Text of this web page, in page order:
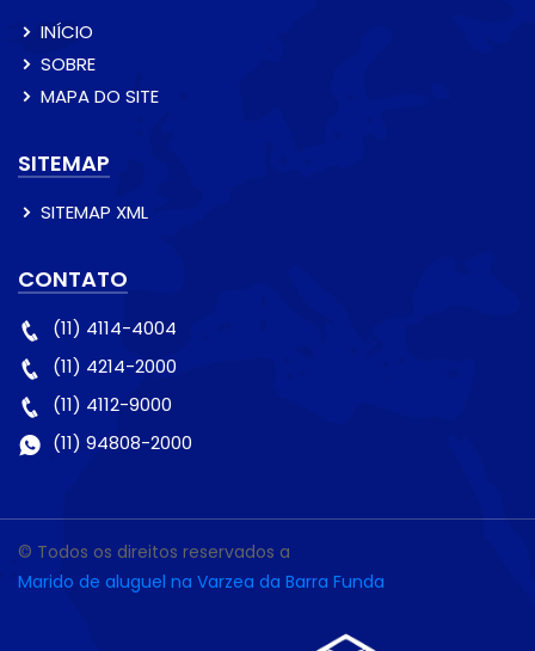
INÍCIO
SOBRE
MAPA DO SITE
SITEMAP
SITEMAP XML
CONTATO
(11) 4114-4004
(11) 4214-2000
(11) 4112-9000
(11) 94808-2000
© Todos os direitos reservados a
Marido de aluguel na Varzea da Barra Funda